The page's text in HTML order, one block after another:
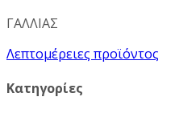
ΓΑΛΛΙΑΣ
Λεπτομέρειες προϊόντος
Κατηγορίες